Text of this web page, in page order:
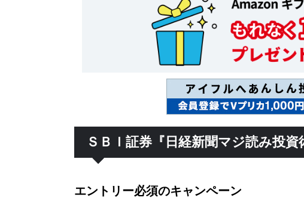
ＳＢＩ証券『日経新聞マジ読み投
エントリー必須のキャンペーン